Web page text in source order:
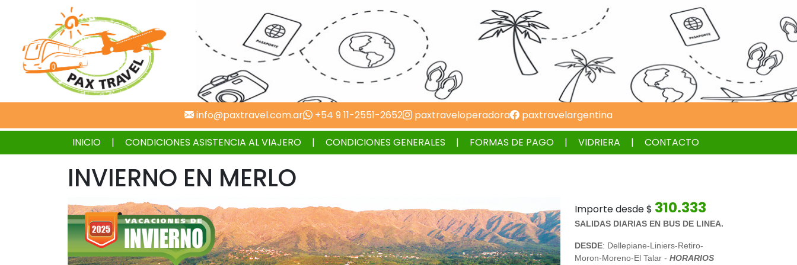
info@paxtravel.com.ar +54 9 11-2551-2652 paxtraveloperadora
paxtravelargentina
INICIO
CONDICIONES ASISTENCIA AL VIAJERO CONDICIONES GENERALES FORMAS DE PAGO VIDRIERA CONTACTO
INVIERNO EN MERLO
Importe desde $ 310.333
SALIDAS DIARIAS EN BUS DE LINEA.
DESDE: Dellepiane-Liniers-Retiro-
Moron-Moreno-El Talar - HORARIOS